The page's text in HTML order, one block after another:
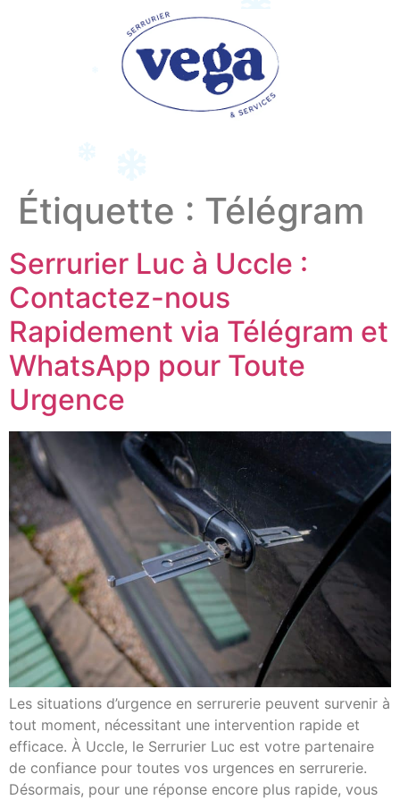
Étiquette : Télégram
Serrurier Luc à Uccle :
Contactez-nous
Rapidement via Télégram et
WhatsApp pour Toute
Urgence
Les situations d’urgence en serrurerie peuvent survenir à
tout moment, nécessitant une intervention rapide et
efficace. À Uccle, le Serrurier Luc est votre partenaire
de confiance pour toutes vos urgences en serrurerie.
Désormais, pour une réponse encore plus rapide, vous